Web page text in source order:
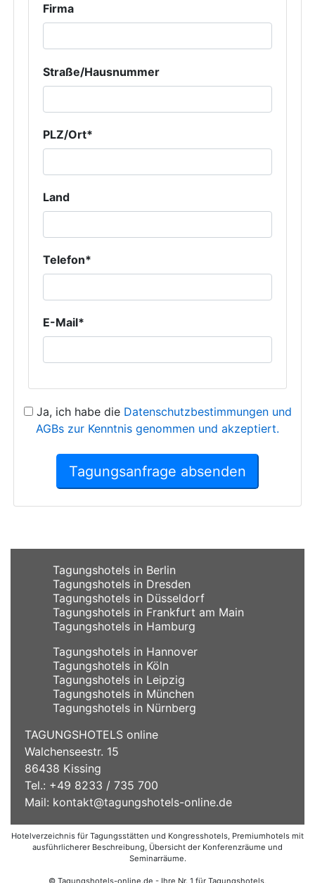
Firma
Straße/Hausnummer
PLZ/Ort*
Land
Telefon*
E-Mail*
Ja, ich habe die Datenschutzbestimmungen und
AGBs zur Kenntnis genommen und akzeptiert.
Tagungsanfrage absenden
Tagungshotels in Berlin
Tagungshotels in Dresden
Tagungshotels in Düsseldorf
Tagungshotels in Frankfurt am Main
Tagungshotels in Hamburg
Tagungshotels in Hannover
Tagungshotels in Köln
Tagungshotels in Leipzig
Tagungshotels in München
Tagungshotels in Nürnberg
TAGUNGSHOTELS online
Walchenseestr. 15
86438 Kissing
Tel.: +49 8233 / 735 700
Mail: kontakt@tagungshotels-online.de
Hotelverzeichnis für Tagungsstätten und Kongresshotels, Premiumhotels mit
ausführlicherer Beschreibung, Übersicht der Konferenzräume und
Seminarräume.